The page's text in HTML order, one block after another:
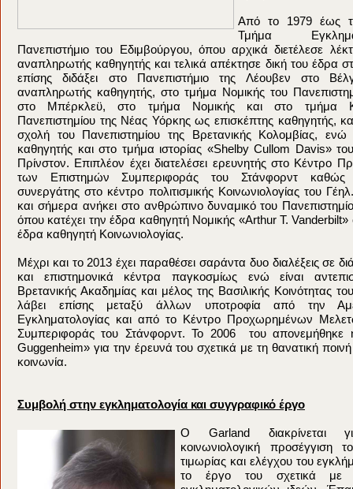
Από το 1979 έως
Τμήμα
Πανεπιστήμιο του Εδιμβούργου, όπου αρχικά διετέλεσε
αναπληρωτής καθηγητής και τελικά απέκτησε δική του έδρα
επίσης διδάξει στο Πανεπιστήμιο της Λέουβεν στο
αναπληρωτής καθηγητής, στο τμήμα Νομικής του
στο Μπέρκλεϋ, στο τμήμα Νομικής και στο τμήμα
Πανεπιστημίου της Νέας Υόρκης ως επισκέπτης καθηγητής,
σχολή του Πανεπιστημίου της Βρετανικής Κολομβίας, ενώ
καθηγητής και στο τμήμα ιστορίας «Shelby Cullom Davis»
Πρίνστον. Επιπλέον έχει διατελέσει ερευνητής στο Κέντρο
των Επιστημών Συμπεριφοράς του Στάνφορντ καθώς
συνεργάτης στο κέντρο πολιτισμικής Κοινωνιολογίας του
και σήμερα ανήκει στο ανθρώπινο δυναμικό του
όπου κατέχει την έδρα καθηγητή Νομικής «Arthur T. Vanderbilt»
έδρα καθηγητή Κοινωνιολογίας.
Μέχρι και το 2013 έχει παραθέσει σαράντα δυο διαλέξεις σε
και επιστημονικά κέντρα παγκοσμίως ενώ είναι
Βρετανικής Ακαδημίας και μέλος της Βασιλικής Κοινότητας
λάβει επίσης μεταξύ άλλων υποτροφία από την
Εγκληματολογίας και από το Κέντρο Προχωρημένων
Συμπεριφοράς του Στάνφορντ. Το 2006 του απονεμήθηκε
Guggenheim» για την έρευνά του σχετικά με τη θανατική ποινή
κοινωνία.
Συμβολή στην εγκληματολογία και συγγραφικό έργο
O Garland διακρίνεται
κοινωνιολογική προσέγγιση
τιμωρίας και ελέγχου του
το έργο του σχετικά με